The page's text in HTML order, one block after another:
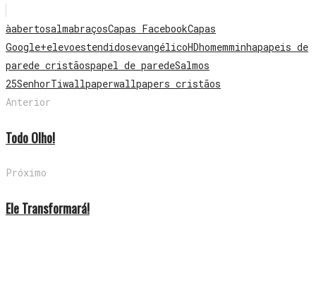
àabertosalmabraçosCapas FacebookCapas
Google+elevoestendidosevangélicoHDhomemminhapapeis de
parede cristãospapel de paredeSalmos
25SenhorTiwallpaperwallpapers cristãos
Anterior
Todo Olho!
Próximo
Ele Transformará!